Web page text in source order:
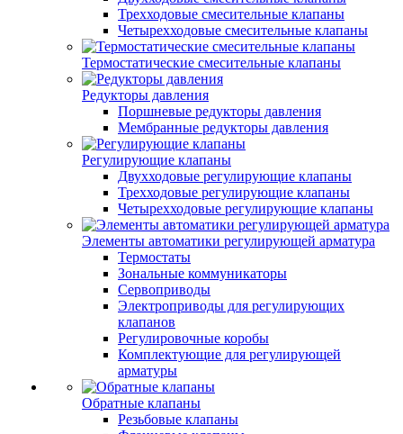
Трехходовые смесительные клапаны
Четырехходовые смесительные клапаны
Термостатические смесительные клапаны
Редукторы давления
Поршневые редукторы давления
Мембранные редукторы давления
Регулирующие клапаны
Двухходовые регулирующие клапаны
Трехходовые регулирующие клапаны
Четырехходовые регулирующие клапаны
Элементы автоматики регулирующей арматура
Термостаты
Зональные коммуникаторы
Сервоприводы
Электроприводы для регулирующих
клапанов
Регулировочные коробы
Комплектующие для регулирующей
арматуры
Обратные клапаны
Резьбовые клапаны